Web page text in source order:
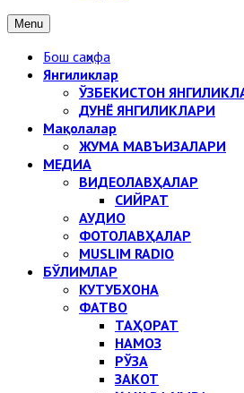
Menu
Бош саҳифа
Янгиликлар
ЎЗБЕКИСТОН
ДУНЁ ЯНГИЛИКЛАРИ
Мақолалар
ЖУМА МАВЪИЗАЛАРИ
МЕДИА
ВИДЕОЛАВҲАЛАР
СИЙРАТ
АУДИО
ФОТОЛАВҲАЛАР
MUSLIM RADIO
БЎЛИМЛАР
КУТУБХОНА
ФАТВО
ТАҲОРАТ
НАМОЗ
РЎЗА
ЗАКОТ